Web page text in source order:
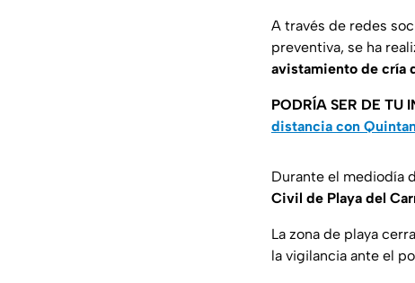
A través de redes
preventiva, se ha
avistamiento de cría
PODRÍA SER DE TU
distancia con
Durante el mediodía
Civil de Playa del
La zona de playa
la vigilancia ante el